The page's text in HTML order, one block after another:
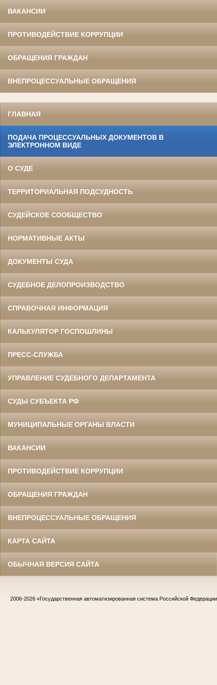
ВАКАНСИИ
ПРОТИВОДЕЙСТВИЕ КОРРУПЦИИ
ОБРАЩЕНИЯ ГРАЖДАН
ВНЕПРОЦЕССУАЛЬНЫЕ ОБРАЩЕНИЯ
ГЛАВНАЯ
ПОДАЧА ПРОЦЕССУАЛЬНЫХ ДОКУМЕНТОВ В
ЭЛЕКТРОННОМ ВИДЕ
О СУДЕ
ТЕРРИТОРИАЛЬНАЯ ПОДСУДНОСТЬ
СУДЕЙСКОЕ СООБЩЕСТВО
НОРМАТИВНЫЕ АКТЫ
ДОКУМЕНТЫ СУДА
СУДЕБНОЕ ДЕЛОПРОИЗВОДСТВО
СПРАВОЧНАЯ ИНФОРМАЦИЯ
КАЛЬКУЛЯТОР ГОСПОШЛИНЫ
ПРЕСС-СЛУЖБА
УПРАВЛЕНИЕ СУДЕБНОГО ДЕПАРТАМЕНТА
СУДЫ СУБЪЕКТА РФ
МУНИЦИПАЛЬНЫЕ ОРГАНЫ ВЛАСТИ
ВАКАНСИИ
ПРОТИВОДЕЙСТВИЕ КОРРУПЦИИ
ОБРАЩЕНИЯ ГРАЖДАН
ВНЕПРОЦЕССУАЛЬНЫЕ ОБРАЩЕНИЯ
КАРТА САЙТА
ОБЫЧНАЯ ВЕРСИЯ САЙТА
2006-2026 «Государственная автоматизированная система Российской